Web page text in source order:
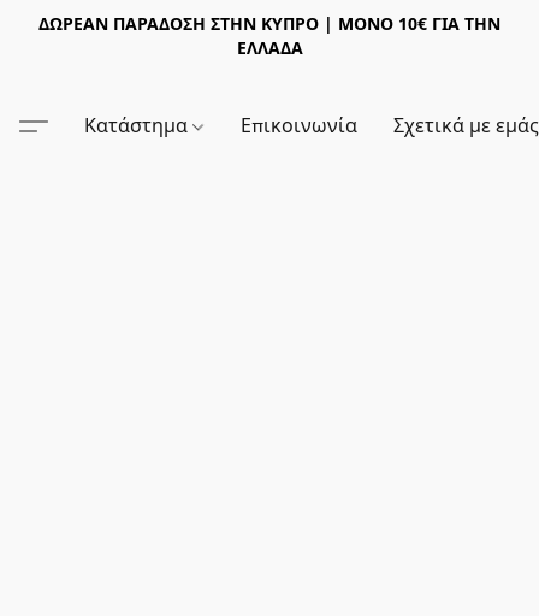
ΔΩΡΕΑΝ ΠΑΡΑΔΟΣΗ ΣΤΗΝ ΚΥΠΡΟ | ΜΟΝΟ 10€ ΓΙΑ ΤΗΝ
ΕΛΛΑΔΑ
Κατάστημα Επικοινωνία Σχετικά με εμάς